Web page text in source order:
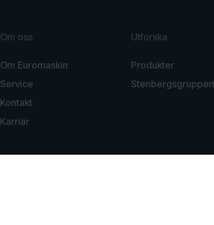
Om oss
Om Euromaskin
Service
Kontakt
Karriär
Utforska
Produkter
Stenbergsgruppen